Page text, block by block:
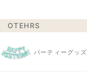
OTEHRS
パーティーグッズ